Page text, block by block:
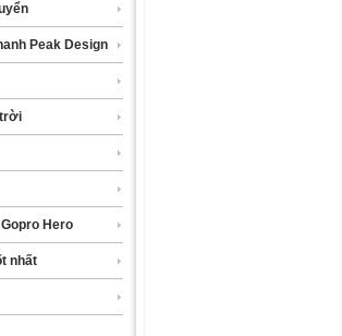
Peak Design
Hero
nhất